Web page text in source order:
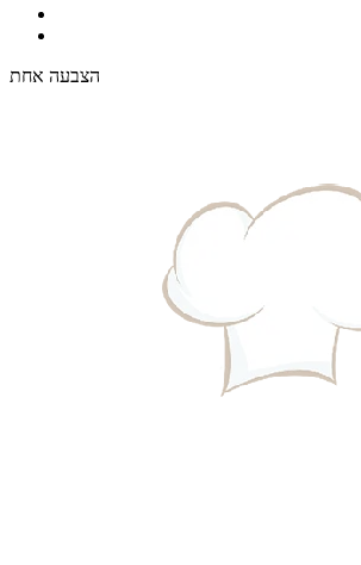
הצבעה אחת